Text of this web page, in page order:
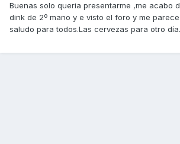
Buenas solo queria presentarme ,me acabo
dink de 2º mano y e visto el foro y me
saludo para todos.Las cervezas para otro día.